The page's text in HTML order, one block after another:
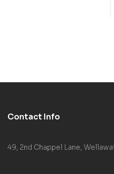
Contact Info
49, 2nd Chappel Lane,